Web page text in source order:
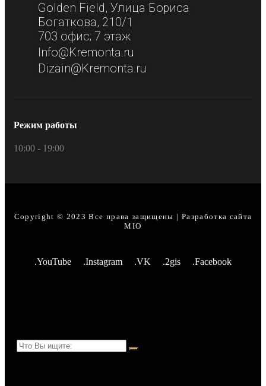
Golden Field​, Улица Бориса
Богаткова, 210/1​
703 офис; 7 этаж​
Info@Kremonta.ru
Dizain@Kremonta.ru
Режим работы
10:00 - 19:00
Copyright © 2023 Все права защищены | Разработка сайта
MIO
.YouTube .Instagram .VK .2gis .Facebook